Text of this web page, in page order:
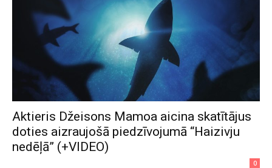
Aktieris Džeisons Mamoa aicina skatītājus
doties aizraujošā piedzīvojumā “Haizivju
nedēļā” (+VIDEO)
0